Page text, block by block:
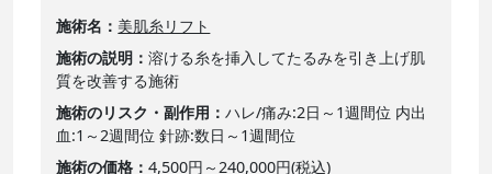
施術名
美肌糸リフト
施術の説明
溶ける糸を挿入してたるみを引き上げ肌
質を改善する施術
施術のリスク・副作用
ハレ/痛み:2日～1週間位 内出
血:1～2週間位 針跡:数日～1週間位
施術の価格
4,500円～240,000円(税込)